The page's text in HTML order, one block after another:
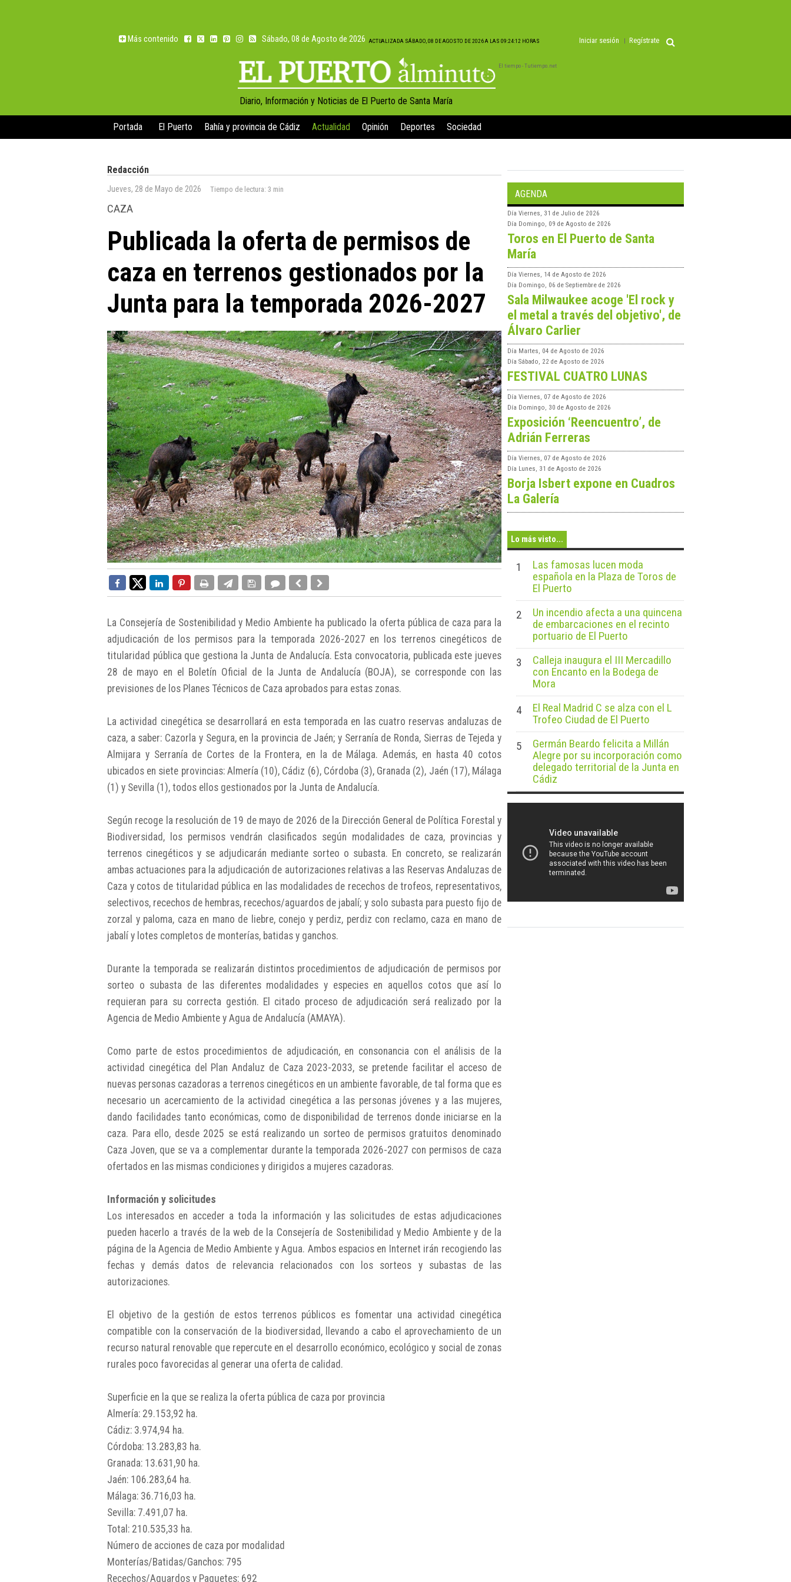
Más contenido Sábado, 08 de Agosto de 2026 ACTUALIZADA SÁBADO, 08 DE AGOSTO DE 2026 A LAS 09:24:12 HORAS Iniciar sesión Regístrate
Diario, Información y Noticias de El Puerto de Santa María
El tiempo - Tutiempo.net
Portada El Puerto Bahía y provincia de Cádiz Actualidad Opinión Deportes Sociedad
Redacción
Jueves, 28 de Mayo de 2026 Tiempo de lectura: 3 min
CAZA
Publicada la oferta de permisos de
caza en terrenos gestionados por la
Junta para la temporada 2026-2027
La Consejería de Sostenibilidad y Medio Ambiente ha publicado la oferta pública de caza para la
adjudicación de los permisos para la temporada 2026-2027 en los terrenos cinegéticos de
titularidad pública que gestiona la Junta de Andalucía. Esta convocatoria, publicada este jueves
28 de mayo en el Boletín Oficial de la Junta de Andalucía (BOJA), se corresponde con las
previsiones de los Planes Técnicos de Caza aprobados para estas zonas.
La actividad cinegética se desarrollará en esta temporada en las cuatro reservas andaluzas de
caza, a saber: Cazorla y Segura, en la provincia de Jaén; y Serranía de Ronda, Sierras de Tejeda y
Almijara y Serranía de Cortes de la Frontera, en la de Málaga. Además, en hasta 40 cotos
ubicados en siete provincias: Almería (10), Cádiz (6), Córdoba (3), Granada (2), Jaén (17), Málaga
(1) y Sevilla (1), todos ellos gestionados por la Junta de Andalucía.
Según recoge la resolución de 19 de mayo de 2026 de la Dirección General de Política Forestal y
Biodiversidad, los permisos vendrán clasificados según modalidades de caza, provincias y
terrenos cinegéticos y se adjudicarán mediante sorteo o subasta. En concreto, se realizarán
ambas actuaciones para la adjudicación de autorizaciones relativas a las Reservas Andaluzas de
Caza y cotos de titularidad pública en las modalidades de recechos de trofeos, representativos,
selectivos, recechos de hembras, recechos/aguardos de jabalí; y solo subasta para puesto fijo de
zorzal y paloma, caza en mano de liebre, conejo y perdiz, perdiz con reclamo, caza en mano de
jabalí y lotes completos de monterías, batidas y ganchos.
Durante la temporada se realizarán distintos procedimientos de adjudicación de permisos por
sorteo o subasta de las diferentes modalidades y especies en aquellos cotos que así lo
requieran para su correcta gestión. El citado proceso de adjudicación será realizado por la
Agencia de Medio Ambiente y Agua de Andalucía (AMAYA).
Como parte de estos procedimientos de adjudicación, en consonancia con el análisis de la
actividad cinegética del Plan Andaluz de Caza 2023-2033, se pretende facilitar el acceso de
nuevas personas cazadoras a terrenos cinegéticos en un ambiente favorable, de tal forma que es
necesario un acercamiento de la actividad cinegética a las personas jóvenes y a las mujeres,
dando facilidades tanto económicas, como de disponibilidad de terrenos donde iniciarse en la
caza. Para ello, desde 2025 se está realizando un sorteo de permisos gratuitos denominado
Caza Joven, que se va a complementar durante la temporada 2026-2027 con permisos de caza
ofertados en las mismas condiciones y dirigidos a mujeres cazadoras.
Información y solicitudes
Los interesados en acceder a toda la información y las solicitudes de estas adjudicaciones
pueden hacerlo a través de la web de la Consejería de Sostenibilidad y Medio Ambiente y de la
página de la Agencia de Medio Ambiente y Agua. Ambos espacios en Internet irán recogiendo las
fechas y demás datos de relevancia relacionados con los sorteos y subastas de las
autorizaciones.
El objetivo de la gestión de estos terrenos públicos es fomentar una actividad cinegética
compatible con la conservación de la biodiversidad, llevando a cabo el aprovechamiento de un
recurso natural renovable que repercute en el desarrollo económico, ecológico y social de zonas
rurales poco favorecidas al generar una oferta de calidad.
Superficie en la que se realiza la oferta pública de caza por provincia
Almería: 29.153,92 ha.
Cádiz: 3.974,94 ha.
Córdoba: 13.283,83 ha.
Granada: 13.631,90 ha.
Jaén: 106.283,64 ha.
Málaga: 36.716,03 ha.
Sevilla: 7.491,07 ha.
Total: 210.535,33 ha.
Número de acciones de caza por modalidad
Monterías/Batidas/Ganchos: 795
Recechos/Aguardos y Paquetes: 692
AGENDA
Día Viernes, 31 de Julio de 2026
Día Domingo, 09 de Agosto de 2026
Toros en El Puerto de Santa
María
Día Viernes, 14 de Agosto de 2026
Día Domingo, 06 de Septiembre de 2026
Sala Milwaukee acoge 'El rock y
el metal a través del objetivo', de
Álvaro Carlier
Día Martes, 04 de Agosto de 2026
Día Sábado, 22 de Agosto de 2026
FESTIVAL CUATRO LUNAS
Día Viernes, 07 de Agosto de 2026
Día Domingo, 30 de Agosto de 2026
Exposición ‘Reencuentro’, de
Adrián Ferreras
Día Viernes, 07 de Agosto de 2026
Día Lunes, 31 de Agosto de 2026
Borja Isbert expone en Cuadros
La Galería
Lo más visto...
1
Las famosas lucen moda
española en la Plaza de Toros de
El Puerto
2
Un incendio afecta a una quincena
de embarcaciones en el recinto
portuario de El Puerto
3
Calleja inaugura el III Mercadillo
con Encanto en la Bodega de
Mora
4
El Real Madrid C se alza con el L
Trofeo Ciudad de El Puerto
5
Germán Beardo felicita a Millán
Alegre por su incorporación como
delegado territorial de la Junta en
Cádiz